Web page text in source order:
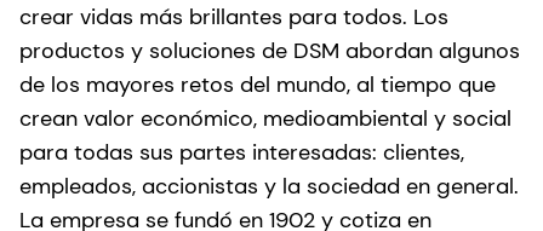
crear vidas más brillantes para todos. Los
productos y soluciones de DSM abordan algunos
de los mayores retos del mundo, al tiempo que
crean valor económico, medioambiental y social
para todas sus partes interesadas: clientes,
empleados, accionistas y la sociedad en general.
La empresa se fundó en 1902 y cotiza en